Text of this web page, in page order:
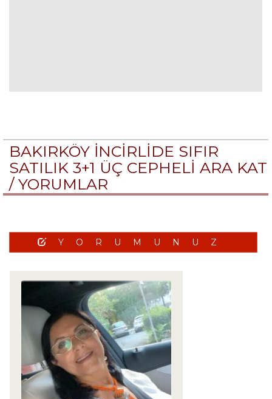
BAKIRKÖY İNCİRLİDE SIFIR
SATILIK 3+1 ÜÇ CEPHELİ ARA KAT
/ YORUMLAR
YORUMUNUZ